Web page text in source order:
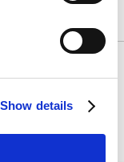
Show details
れる現象につ
Ver.」、ニン